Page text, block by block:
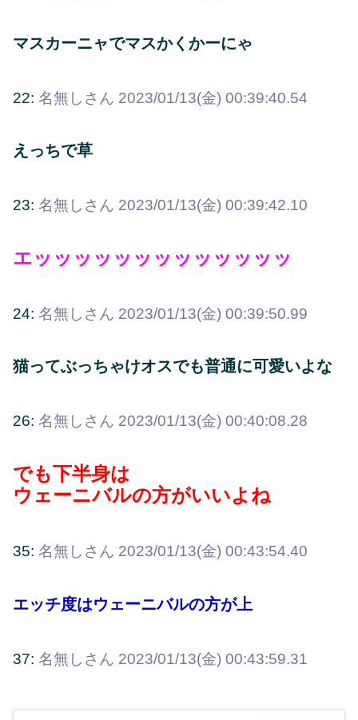
マスカーニャでマスかくかーにゃ
22: 名無しさん 2023/01/13(金) 00:39:40.54
えっちで草
23: 名無しさん 2023/01/13(金) 00:39:42.10
エッッッッッッッッッッッッッ
24: 名無しさん 2023/01/13(金) 00:39:50.99
猫ってぶっちゃけオスでも普通に可愛いよな
26: 名無しさん 2023/01/13(金) 00:40:08.28
でも下半身は
ウェーニバルの方がいいよね
35: 名無しさん 2023/01/13(金) 00:43:54.40
エッチ度はウェーニバルの方が上
37: 名無しさん 2023/01/13(金) 00:43:59.31